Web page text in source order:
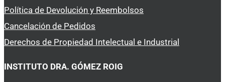
Política de Devolución y Reembolsos
Cancelación de Pedidos
Derechos de Propiedad Intelectual e Industrial
INSTITUTO DRA. GÓMEZ ROIG